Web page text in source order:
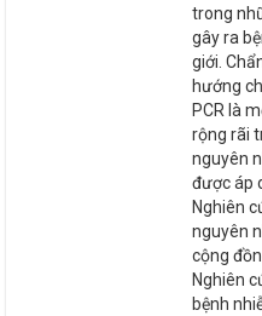
trong
gây ra
giới.
hướng
PCR là
rộng rãi
nguyên
được áp
Nghiên
nguyên
cộng
Nghiên
bệnh